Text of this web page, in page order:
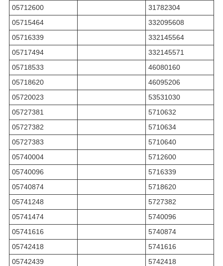
05712600
31782304
05715464
332095608
05716339
332145564
05717494
332145571
05718533
46080160
05718620
46095206
05720023
53531030
05727381
5710632
05727382
5710634
05727383
5710640
05740004
5712600
05740096
5716339
05740874
5718620
05741248
5727382
05741474
5740096
05741616
5740874
05742418
5741616
05742439
5742418